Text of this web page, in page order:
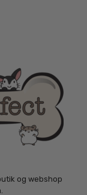
og webshop